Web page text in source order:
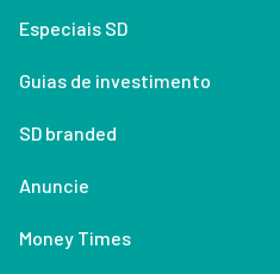
Especiais SD
Guias de investimento
SD branded
Anuncie
Money Times